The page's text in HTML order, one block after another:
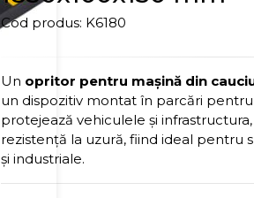
Cod produs: K6180
Un opritor pentru mașină din
un dispozitiv montat în parcări
protejează vehiculele și
rezistență la uzură, fiind ideal pentru
și industriale.